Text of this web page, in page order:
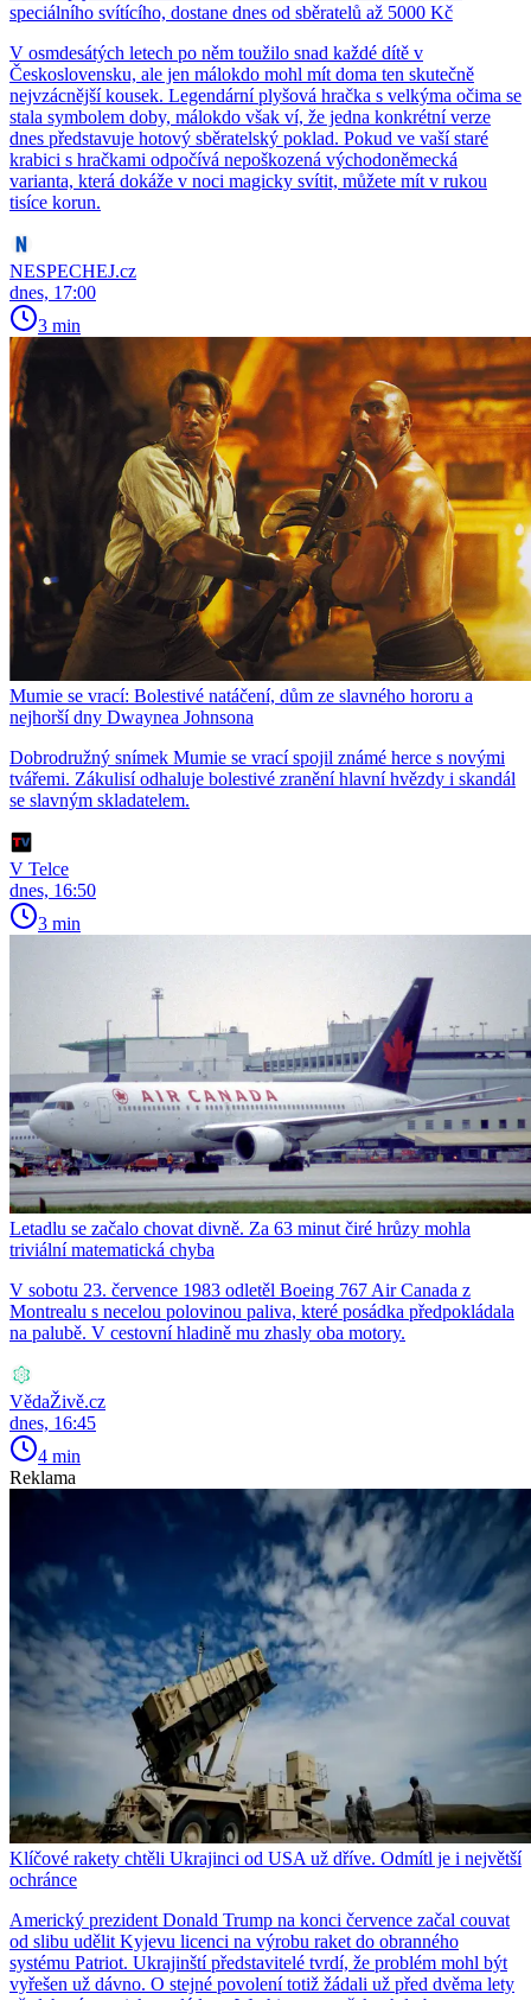
speciálního svítícího, dostane dnes od sběratelů až 5000 Kč
V osmdesátých letech po něm toužilo snad každé dítě v
Československu, ale jen málokdo mohl mít doma ten skutečně
nejvzácnější kousek. Legendární plyšová hračka s velkýma očima se
stala symbolem doby, málokdo však ví, že jedna konkrétní verze
dnes představuje hotový sběratelský poklad. Pokud ve vaší staré
krabici s hračkami odpočívá nepoškozená východoněmecká
varianta, která dokáže v noci magicky svítit, můžete mít v rukou
tisíce korun.
NESPECHEJ.cz
dnes, 17:00
3 min
Mumie se vrací: Bolestivé natáčení, dům ze slavného hororu a
nejhorší dny Dwaynea Johnsona
Dobrodružný snímek Mumie se vrací spojil známé herce s novými
tvářemi. Zákulisí odhaluje bolestivé zranění hlavní hvězdy i skandál
se slavným skladatelem.
V Telce
dnes, 16:50
3 min
Letadlu se začalo chovat divně. Za 63 minut čiré hrůzy mohla
triviální matematická chyba
V sobotu 23. července 1983 odletěl Boeing 767 Air Canada z
Montrealu s necelou polovinou paliva, které posádka předpokládala
na palubě. V cestovní hladině mu zhasly oba motory.
VědaŽivě.cz
dnes, 16:45
4 min
Reklama
Klíčové rakety chtěli Ukrajinci od USA už dříve. Odmítl je i největší
ochránce
Americký prezident Donald Trump na konci července začal couvat
od slibu udělit Kyjevu licenci na výrobu raket do obranného
systému Patriot. Ukrajinští představitelé tvrdí, že problém mohl být
vyřešen už dávno. O stejné povolení totiž žádali už před dvěma lety